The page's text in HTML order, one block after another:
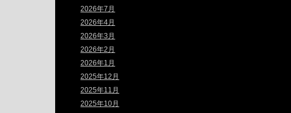
2026年7月
2026年4月
2026年3月
2026年2月
2026年1月
2025年12月
2025年11月
2025年10月